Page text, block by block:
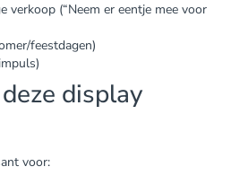
verkoop (“Neem er eentje mee voor
feestdagen)
display
voor: